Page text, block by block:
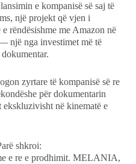
e kompanisë së saj të
një projekt që vjen i
rëndësishme me Amazon në
një nga investimet më të
zyrtare të kompanisë së re
për dokumentarin
në kinematë e
shkroi:
e re e prodhimit. MELANIA,